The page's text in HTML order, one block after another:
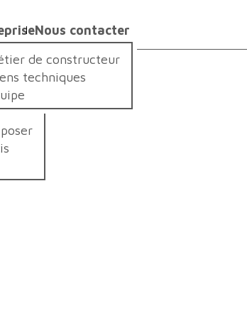
de constructeur
techniques
Nous contacter